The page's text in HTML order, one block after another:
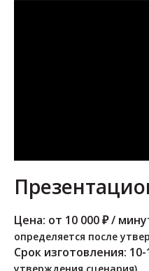
Цена: от 10 000 ₽ /
определяется после
Срок изготовления: